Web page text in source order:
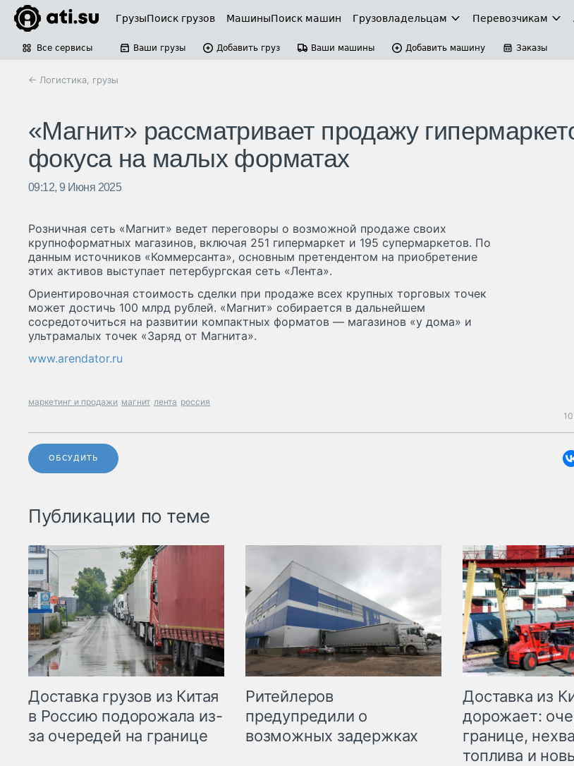
ГрузыПоиск грузов МашиныПоиск машин Грузовладельцам Перевозчикам
Все сервисы Ваши грузы Добавить груз Ваши машины Добавить машину Заказы
← Логистика, грузы
«Магнит» рассматривает продажу
фокуса на малых форматах
09:12, 9 Июня 2025
Розничная сеть «Магнит» ведет переговоры о возможной продаже своих
крупноформатных магазинов, включая 251 гипермаркет и 195 супермаркетов. По
данным источников «Коммерсанта», основным претендентом на приобретение
этих активов выступает петербургская сеть «Лента».
Ориентировочная стоимость сделки при продаже всех крупных торговых точек
может достичь 100 млрд рублей. «Магнит» собирается в дальнейшем
сосредоточиться на развитии компактных форматов — магазинов «у дома» и
ультрамалых точек «Заряд от Магнита».
www.arendator.ru
маркетинг и продажи магнит лента россия
ОБСУДИТЬ
Публикации по теме
Доставка грузов из Китая
в Россию подорожала из-
за очередей на границе
Ритейлеров
предупредили о
возможных задержках
Доставка из
дорожает:
границе,
топлива и